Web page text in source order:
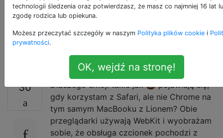
Safari, ale nie
Chrome?
30
Dlaczego emoji takie jak 💩 pojawiają się,
gdy korzystam z Safari, ale nie Chrome na
tym samym MacBooku z Lionem? Obie
przeglądarki używają WebKit i wyobrażam
sobie, że obsługa czcionek pochodzi z
technologii śledzenia oraz potwierdzasz, że masz co najmniej 16 lat
zgodę rodzica lub opiekuna.
Możesz przeczytać szczegóły w naszym Polityka plików cookie i
prywatności.
OK, wejdź na stronę!